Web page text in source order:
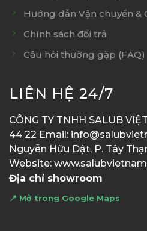
Hướng dẫn Vận chuyển &
Chính sách đổi trả
Câu hỏi thường gặp (FAQ)
LIÊN HỆ 24/7
CÔNG TY TNHH SALUB
44 22 Email:
Nguyễn Hữu Dật, P. Tây
Website:
Địa chỉ showroom
📍 Mở trong Google Maps